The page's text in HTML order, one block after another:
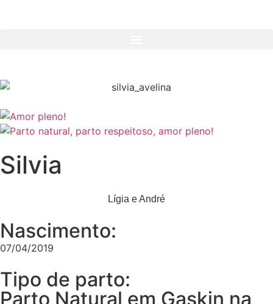
Silvia
Lígia e André
Nascimento:
07/04/2019
Tipo de parto:
Parto Natural em Gaskin na